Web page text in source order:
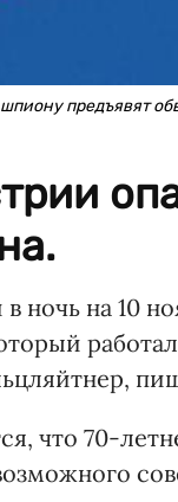
предъявят
в ночь на 10
что 70-